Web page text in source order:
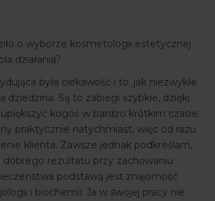
o wyborze kosmetologii estetycznej
działania?
była ciekawość i to, jak niezwykłe
dziedzina. Są to zabiegi szybkie, dzięki
kogoś w bardzo krótkim czasie.
praktycznie natychmiast, więc od razu
klienta. Zawsze jednak podkreślam,
dobrego rezultatu przy zachowaniu
podstawą jest znajomość
i biochemii. Ja w swojej pracy nie